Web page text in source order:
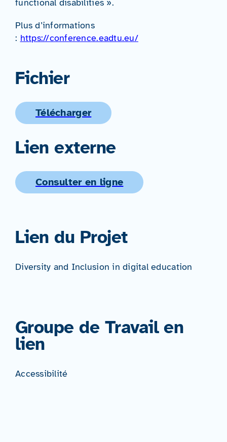
functional disabilities ».
Plus d’informations
: https://conference.eadtu.eu/
Fichier
Télécharger
Lien externe
Consulter en ligne
Lien du Projet
Diversity and Inclusion in digital education
Groupe de Travail en
lien
Accessibilité